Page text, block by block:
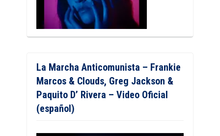
La Marcha Anticomunista – Frankie
Marcos & Clouds, Greg Jackson &
Paquito D’ Rivera – Video Oficial
(español)